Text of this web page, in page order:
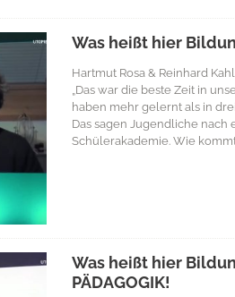
Was heißt hier
Hartmut Rosa & Reinhard
„Das war die beste Zeit in
haben mehr gelernt als in
Das sagen Jugendliche nach
Schülerakademie. Wie
Was heißt hier
PÄDAGOGIK!